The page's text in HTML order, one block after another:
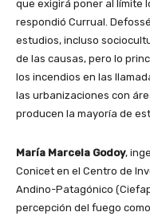
que exigirá poner al límite
respondió Currual.
estudios, incluso
de las causas, pero lo
los incendios en las
las urbanizaciones con
producen la mayoría de
María Marcela Godoy,
Conicet en el Centro de
Andino-Patagónico
percepción del fuego como